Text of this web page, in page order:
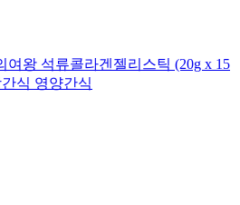
여왕 석류콜라겐젤리스틱 (20g x 15
식 영양간식